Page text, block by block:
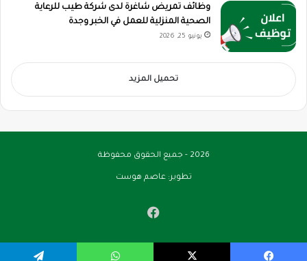
وظائف تمريض شاغرة لدى شركة طيب للرعاية
الصحية المنزلية للعمل في الخبر وجدة
يونيو 25, 2026
تحميل المزيد
2026 - جميع الحقوق محفوظة
تطوير:عاصم هوست
فيسبوك